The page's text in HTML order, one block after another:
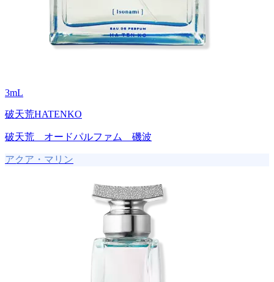
3mL
破天荒HATENKO
破天荒 オードパルファム 磯波
アクア・マリン